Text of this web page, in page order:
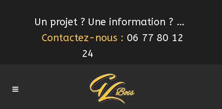
Un projet ? Une information ? …
Contactez-nous : 06 77 80 12
24